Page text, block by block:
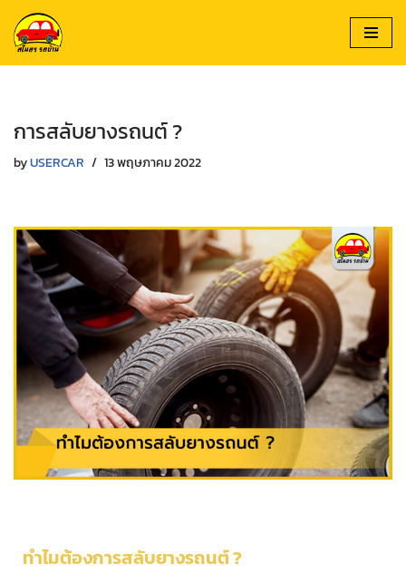
Skip
to
การสลับยางรถนต์ ?
byUSERCAR 13 พฤษภาคม 2022
ทำไมต้องการสลับยางรถนต์ ?